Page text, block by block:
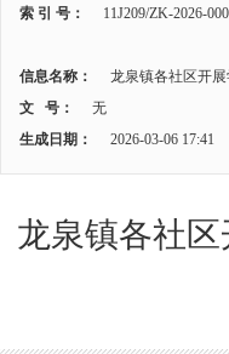
索 引 号： 11J209/ZK-2026-
信息名称：
龙泉镇各社区开
文 号：
无
生成日期：
2026-03-06 17:41
龙泉镇各社